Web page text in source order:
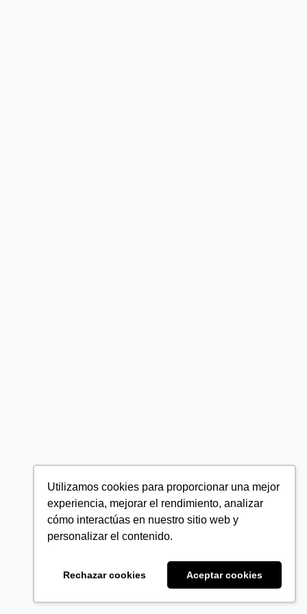
Utilizamos cookies para proporcionar una mejor
experiencia, mejorar el rendimiento, analizar
cómo interactúas en nuestro sitio web y
personalizar el contenido.
Rechazar cookies Aceptar cookies